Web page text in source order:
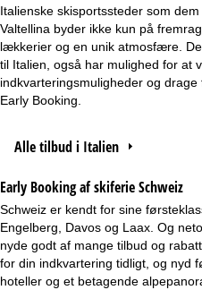
Italienske skisportssteder som
Valtellina byder ikke kun på
lækkerier og en unik atmosfære.
til Italien, også har mulighed for at
indkvarteringsmuligheder og
Early Booking.
Alle tilbud i Italien
Early Booking af skiferie Schweiz
Schweiz er kendt for sine
Engelberg, Davos og Laax. Og
nyde godt af mange tilbud og
for din indkvartering tidligt, og nyd
hoteller og et betagende